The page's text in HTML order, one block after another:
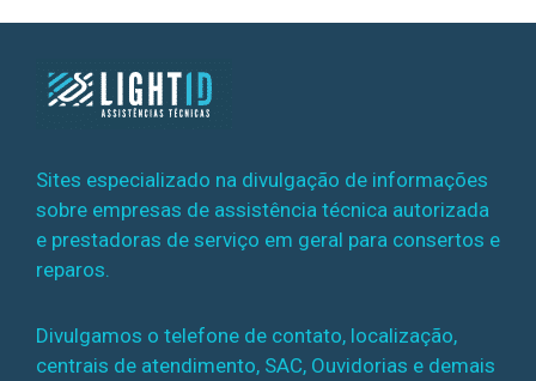
Sites especializado na divulgação de informações
sobre empresas de assistência técnica autorizada
e prestadoras de serviço em geral para consertos e
reparos.
Divulgamos o telefone de contato, localização,
centrais de atendimento, SAC, Ouvidorias e demais